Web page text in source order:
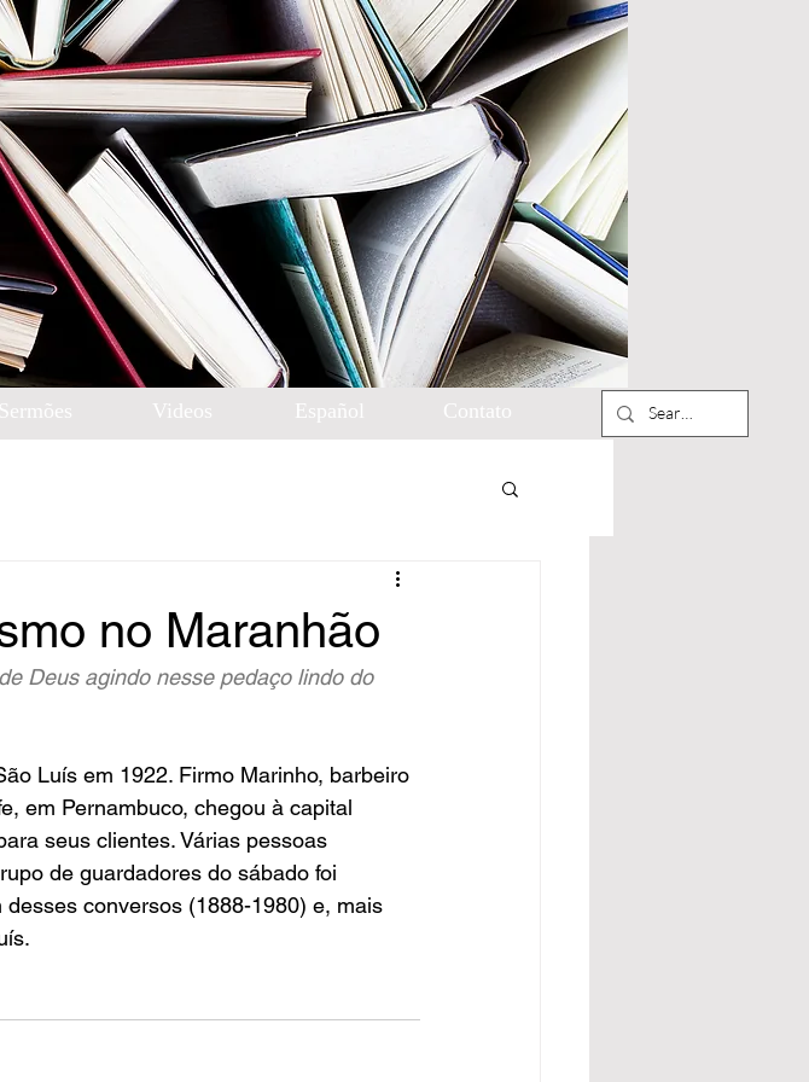
Sermões Videos Español Contato
no Maranhão
Deus agindo nesse pedaço lindo do
Luís em 1922. Firmo Marinho, barbeiro
em Pernambuco, chegou à capital
seus clientes. Várias pessoas
de guardadores do sábado foi
conversos (1888-1980) e, mais